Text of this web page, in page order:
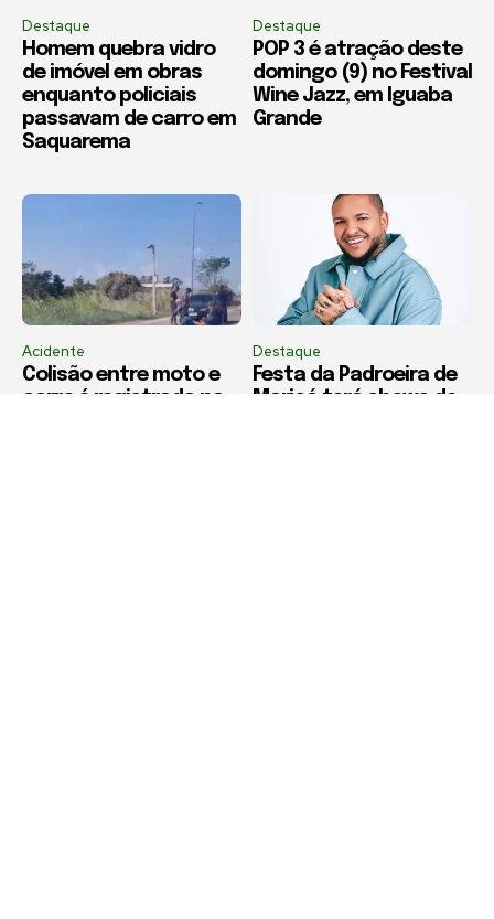
Destaque
Homem quebra vidro
de imóvel em obras
enquanto policiais
passavam de carro em
Saquarema
Destaque
POP 3 é atração deste
domingo (9) no Festival
Wine Jazz, em Iguaba
Grande
Acidente
Colisão entre moto e
carro é registrada na
Destaque
Festa da Padroeira de
Maricá terá shows de